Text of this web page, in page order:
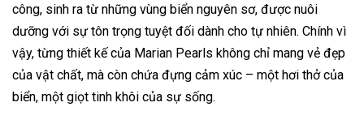
công, sinh ra từ những vùng biển nguyên sơ, được nuôi
dưỡng với sự tôn trọng tuyệt đối dành cho tự nhiên. Chính vì
vậy, từng thiết kế của Marian Pearls không chỉ mang vẻ đẹp
của vật chất, mà còn chứa đựng cảm xúc – một hơi thở của
biển, một giọt tinh khôi của sự sống.